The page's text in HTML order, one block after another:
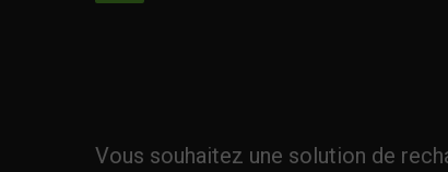
Vous souhaitez une solution de